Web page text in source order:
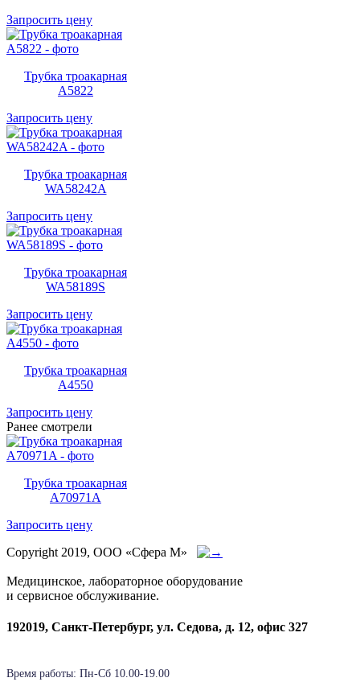
Запросить цену
Трубка троакарная
A5822
Запросить цену
Трубка троакарная
WA58242A
Запросить цену
Трубка троакарная
WA58189S
Запросить цену
Трубка троакарная
A4550
Запросить цену
Ранее смотрели
Трубка троакарная
A70971A
Запросить цену
Copyright 2019, ООО «Сфера М»
Медицинское, лабораторное оборудование
и сервисное обслуживание.
192019, Санкт-Петербург, ул. Седова, д. 12, офис 327
Время работы: Пн-Cб 10.00-19.00